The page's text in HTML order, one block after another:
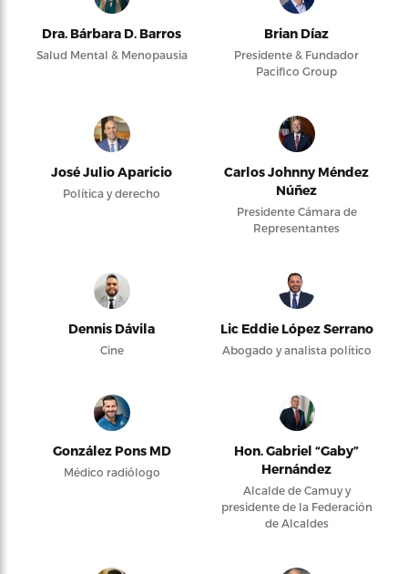
Dra. Bárbara D. Barros
Salud Mental & Menopausia
Brian Díaz
Presidente & Fundador
Pacifico Group
José Julio Aparicio
Política y derecho
Carlos Johnny Méndez
Núñez
Presidente Cámara de
Representantes
Dennis Dávila
Cine
Lic Eddie López Serrano
Abogado y analista político
González Pons MD
Médico radiólogo
Hon. Gabriel “Gaby”
Hernández
Alcalde de Camuy y
presidente de la Federación
de Alcaldes